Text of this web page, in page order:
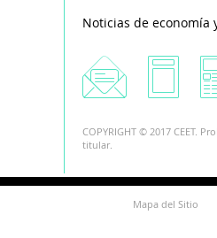
Noticias de economía
COPYRIGHT © 2017 CEET.
titular.
Mapa del Sitio